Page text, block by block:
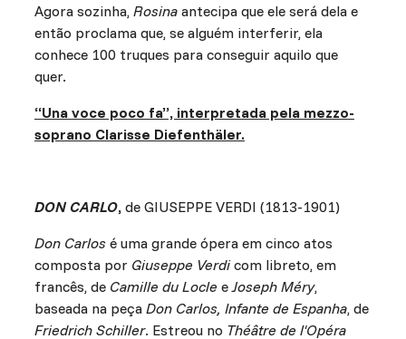
Agora sozinha, Rosinaantecipa que ele será dela e
então proclama que, se alguém interferir, ela
conhece 100 truques para conseguir aquilo que
quer.
“Una voce poco fa”, interpretada pela mezzo-
soprano Clarisse Diefenthäler.
DON CARLO,de GIUSEPPE VERDI (1813-1901)
Don Carlosé uma grande ópera em cinco atos
composta por Giuseppe Verdicom libreto, em
francês, de Camille du Locle eJoseph Méry,
baseada na peça Don Carlos, Infante de Espanha, de
Friedrich Schiller. Estreou no Théâtre de l'Opéra